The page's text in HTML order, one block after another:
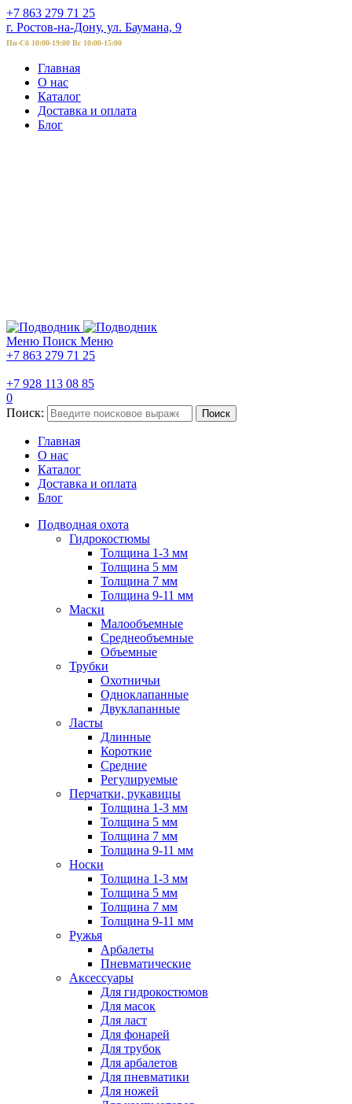
+7 863 279 71 25
г. Ростов-на-Дону, ул. Баумана, 9
Пн-Сб 10:00-19:00 Вс 10:00-15:00
Главная
О нас
Каталог
Доставка и оплата
Блог
Меню Поиск Меню
+7 863 279 71 25
+7 928 113 08 85
0
Поиск:
Поиск
Главная
О нас
Каталог
Доставка и оплата
Блог
Подводная охота
Гидрокостюмы
Толщина 1-3 мм
Толщина 5 мм
Толщина 7 мм
Толщина 9-11 мм
Маски
Малообъемные
Среднеобъемные
Объемные
Трубки
Охотничьи
Одноклапанные
Двуклапанные
Ласты
Длинные
Короткие
Средние
Регулируемые
Перчатки, рукавицы
Толщина 1-3 мм
Толщина 5 мм
Толщина 7 мм
Толщина 9-11 мм
Носки
Толщина 1-3 мм
Толщина 5 мм
Толщина 7 мм
Толщина 9-11 мм
Ружья
Арбалеты
Пневматические
Аксессуары
Для гидрокостюмов
Для масок
Для ласт
Для фонарей
Для трубок
Для арбалетов
Для пневматики
Для ножей